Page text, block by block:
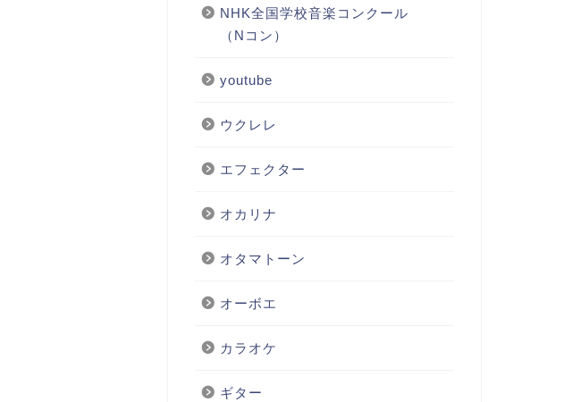
NHK全国学校音楽コンクール
（Nコン）
youtube
ウクレレ
エフェクター
オカリナ
オタマトーン
オーボエ
カラオケ
ギター